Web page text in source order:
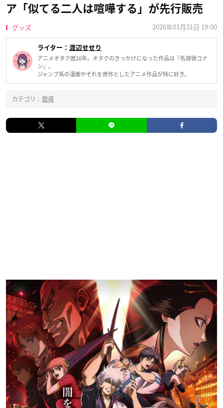
ア「似てる二人は喧嘩する」が先行販売
グッズ 2026年01月31日 19:00
ライター： 渡辺せせり
アニメオタク歴20年。オタクのきっかけになった作品は『名探偵コナ
ン』。
ジャンプ系の漫画やそれを原作としたアニメ作品が特に好き。
カテゴリ : 銀魂